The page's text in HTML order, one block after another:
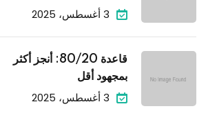
3 أغسطس، 2025
قاعدة 80/20: أنجز أكثر
بمجهود أقل
3 أغسطس، 2025